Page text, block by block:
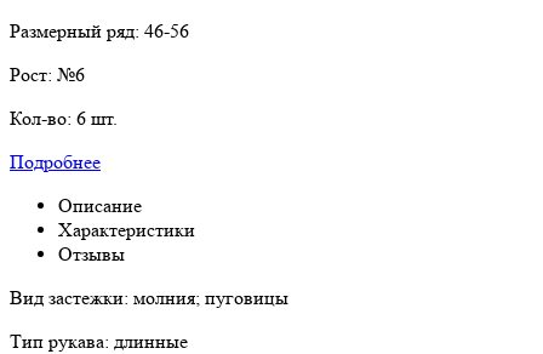
Размерный ряд: 46-56
Рост: №6
Кол-во: 6 шт.
Подробнее
Описание
Характеристики
Отзывы
Вид застежки: молния; пуговицы
Тип рукава: длинные